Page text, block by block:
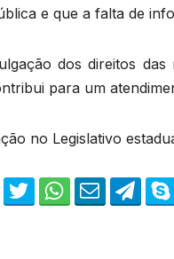
e que a falta de
dos direitos
para um
no Legislativo